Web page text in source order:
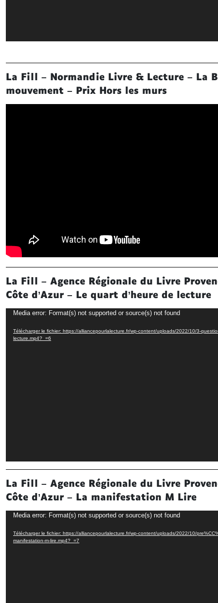
La Fill – Normandie Livre & Lecture – La
mouvement – Prix Hors les murs
La Fill – Agence Régionale du Livre
Côte d’Azur – Le quart d’heure de lecture
Lecteur
Media error: Format(s) not supported or source(s) not found
Télécharger le fichier: https://alliancepourlalecture.fr/wp-content/uploads/2022/10/3-
lecture.mp4?_=6
La Fill – Agence Régionale du Livre
Côte d’Azur – La manifestation M Lire
Lecteur
Media error: Format(s) not supported or source(s) not found
Télécharger le fichier: https://alliancepourlalecture.fr/wp-content/uploads/2022/10/
manifestation-m-lire.mp4?_=7